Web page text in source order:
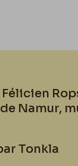
Namur,
Tonkla